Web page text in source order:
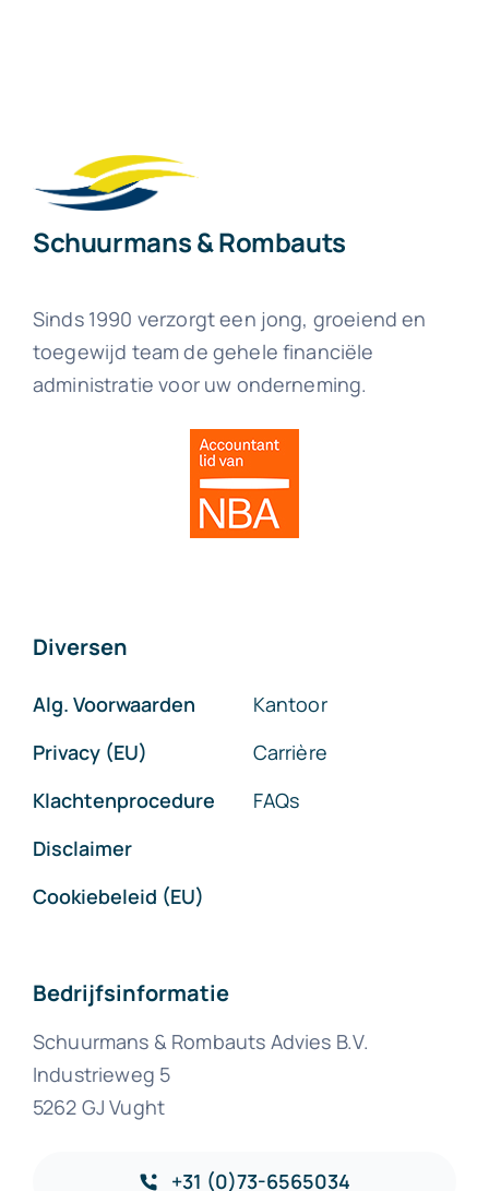
Schuurmans & Rombauts
Sinds 1990 verzorgt een jong, groeiend en
toegewijd team de gehele financiële
administratie voor uw onderneming.
Diversen
Alg. Voorwaarden
Privacy (EU)
Klachtenprocedure
Disclaimer
Cookiebeleid (EU)
Kantoor
Carrière
FAQs
Bedrijfsinformatie
Schuurmans & Rombauts Advies B.V.
Industrieweg 5
5262 GJ Vught
+31 (0)73-6565034